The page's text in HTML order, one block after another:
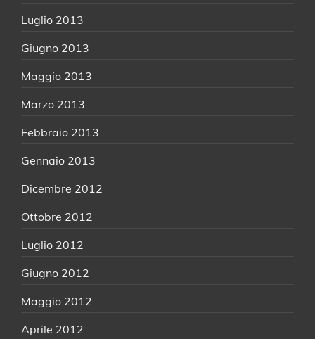
Luglio 2013
Giugno 2013
Maggio 2013
Marzo 2013
Febbraio 2013
Gennaio 2013
Dicembre 2012
Ottobre 2012
Luglio 2012
Giugno 2012
Maggio 2012
Aprile 2012